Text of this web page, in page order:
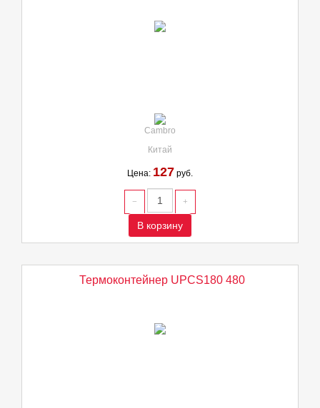
Cambro
Китай
Цена: 127 руб.
В корзину
Термоконтейнер UPCS180 480